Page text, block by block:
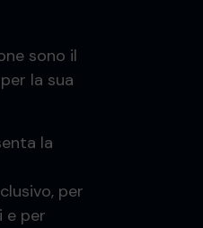
sono il
la sua
la
per
e per